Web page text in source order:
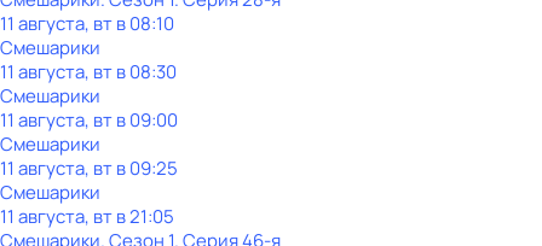
11 августа, вт в 08:10
Смешарики
11 августа, вт в 08:30
Смешарики
11 августа, вт в 09:00
Смешарики
11 августа, вт в 09:25
Смешарики
11 августа, вт в 21:05
Смешарики. Сезон 1. Серия 46-я